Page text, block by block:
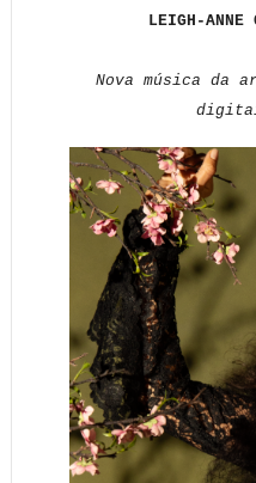
LEIGH-ANNE
Nova música da